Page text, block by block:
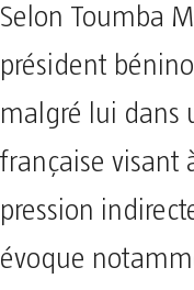
Selon Toumba
président
malgré lui dans
française visant
pression
évoque